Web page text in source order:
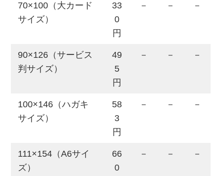
70×100（大カード
サイズ）
33
0
円
－ － －
90×126（サービス
判サイズ）
49
5
円
－ － －
100×146（ハガキ
サイズ）
58
3
円
－ － －
111×154（A6サイ
ズ）
66
0
－ － －